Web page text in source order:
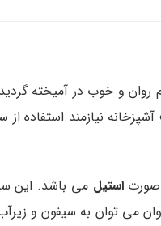
و خوب در آمیخته
نیازمند
صورتاستیل می باشد. این
می توان به سیفون و